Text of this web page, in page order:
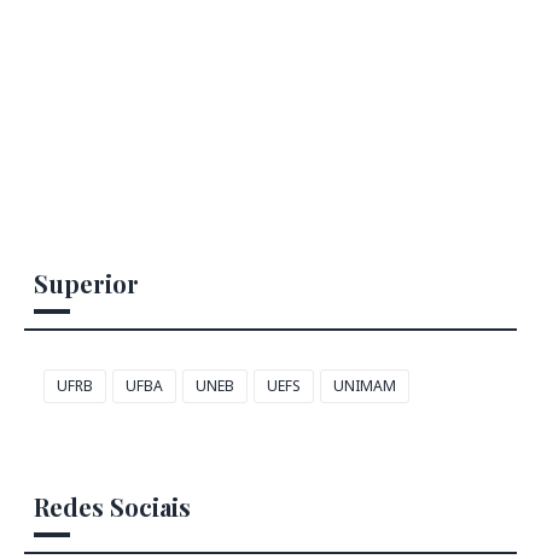
Superior
UFRB UFBA UNEB UEFS UNIMAM
Redes Sociais